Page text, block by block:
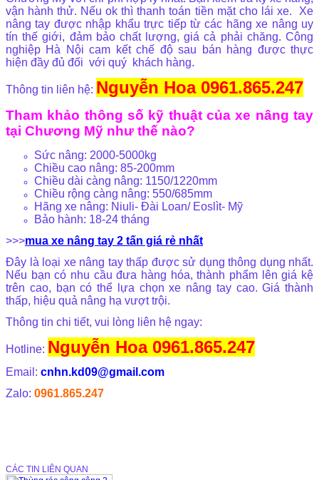
vận hành thử. Nếu ok thì thanh toán tiền mặt cho lái xe. Xe
nâng tay được nhập khẩu trực tiếp từ các hãng xe nâng uy
tín thế giới, đảm bảo chất lượng, giá cả phải chăng. Công
nghiệp Hà Nội cam kết chế độ sau bán hàng được thực
hiện đầy đủ đối với quý khách hàng.
Thông tin liên hệ: Nguyễn Hoa 0961.865.247
Tham khảo thông số kỹ thuật của xe nâng tay
tại Chương Mỹ như thế nào?
Sức nâng: 2000-5000kg
Chiều cao nâng: 85-200mm
Chiều dài càng nâng: 1150/1220mm
Chiều rộng càng nâng: 550/685mm
Hãng xe nâng: Niuli- Đài Loan/ Eoslìt- Mỹ
Bảo hành: 18-24 tháng
>>>mua xe nâng tay 2 tấn giá rẻ nhất
Đây là loại xe nâng tay thấp được sử dụng thông dụng nhất.
Nếu bạn có nhu cầu đưa hàng hóa, thành phẩm lên giá kệ
trên cao, bạn có thể lựa chọn xe nâng tay cao. Giá thành
thấp, hiệu quả nâng hạ vượt trội.
Thông tin chi tiết, vui lòng liên hệ ngay:
Hotline: Nguyễn Hoa 0961.865.247
Email: cnhn.kd09@gmail.com
Zalo: 0961.865.247
CÁC TIN LIÊN QUAN